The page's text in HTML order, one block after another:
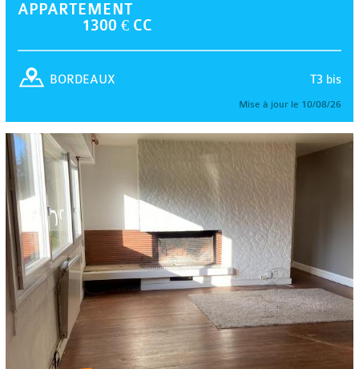
APPARTEMENT
1300 € CC
T3 bis
BORDEAUX
Mise à jour le 10/08/26